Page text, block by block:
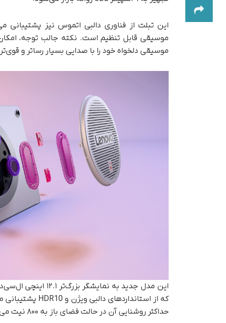
این تبلت از فناوری دالبی اتموس نیز
موسیقی قابل تنظیم است. نکته جالب توجه، امکان
موسیقی دلخواه خود را با صدایی بسیار رساتر و
حداکثر روشنایی آن در حالت فضای باز به ۸۰۰ نیت می‌رسد.